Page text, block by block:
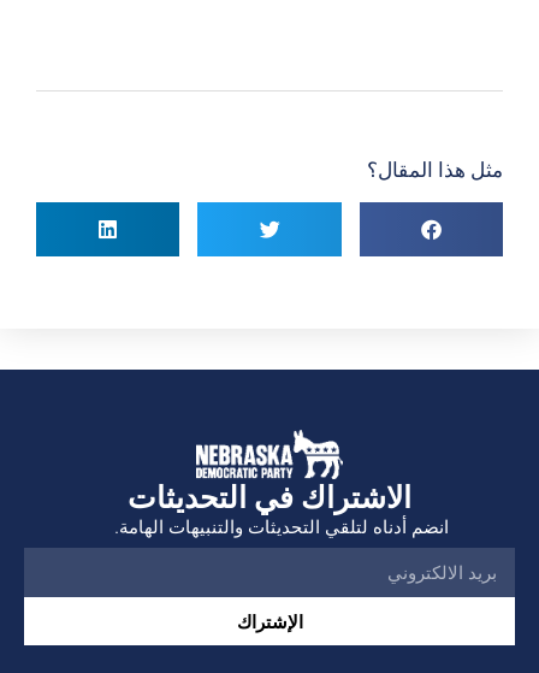
هذا المقال؟
الاشتراك في التحديثات
انضم أدناه لتلقي التحديثات والتنبيهات الهامة.
الإشتراك